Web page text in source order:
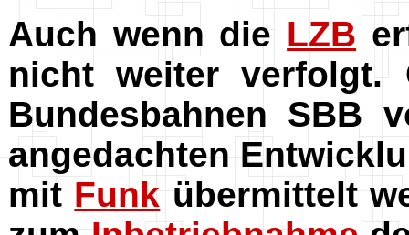
Auch wenn die LZB
nicht weiter verfolgt.
Bundesbahnen SBB
angedachten
mit Funk übermittelt